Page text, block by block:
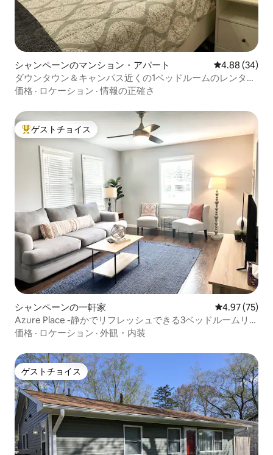
シャンペーンのマンション・アパート レビュー34
4.88 (34)
ダウンタウン＆キャンパス近くの1ベッドルームのレンタ
ル。1週間以上！
価格 · ロケーション ·情報の正確さ
大好評のゲストチョイスです。
ゲストチョイス
シャンペーンの一軒家 レビュー75
4.97 (75)
Azure Place -静かでリフレッシュできる3ベッドルームリト
リート
価格 · ロケーション · 外観・内装
ゲストチョイス
ゲストチョイス